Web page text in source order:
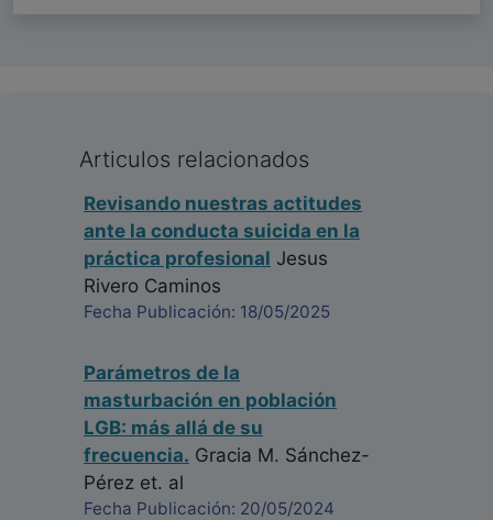
Articulos relacionados
Revisando nuestras actitudes
ante la conducta suicida en la
práctica profesional Jesus
Rivero Caminos
Fecha Publicación: 18/05/2025
Parámetros de la
masturbación en población
LGB: más allá de su
frecuencia. Gracia M. Sánchez-
Pérez et. al
Fecha Publicación: 20/05/2024